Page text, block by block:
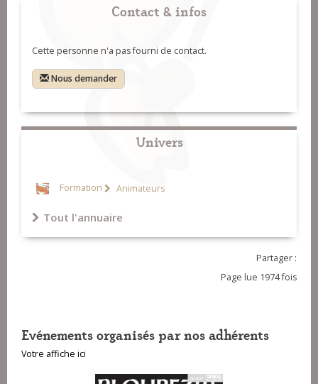
Contact & infos
Cette personne n'a pas fourni de contact.
Nous demander
Univers
Formation Animateurs
Tout l'annuaire
Partager :
Page lue 1974 fois
Evénements organisés par nos adhérents
Votre affiche ici